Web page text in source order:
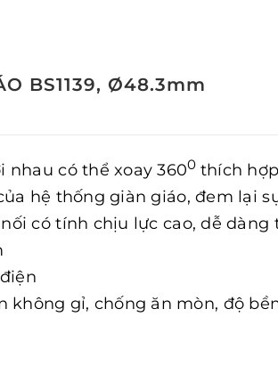
BS1139, Ø48.3mm
nhau có thể xoay 3600 thích
hệ thống giàn giáo, đem lại
có tính chịu lực cao, dễ
không gỉ, chống ăn mòn, độ